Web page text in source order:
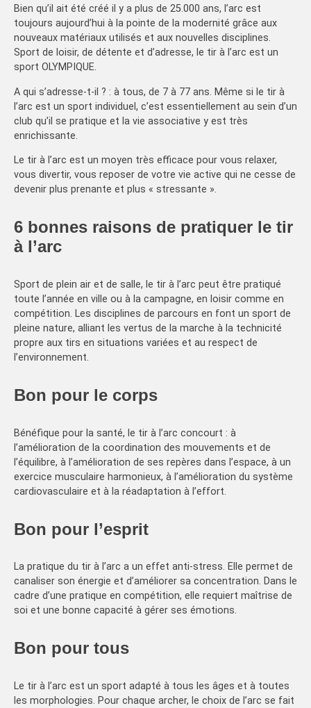
Bien qu’il ait été créé il y a plus de 25.000 ans, l’arc est
toujours aujourd’hui à la pointe de la modernité grâce aux
nouveaux matériaux utilisés et aux nouvelles disciplines.
Sport de loisir, de détente et d’adresse, le tir à l’arc est un
sport OLYMPIQUE.
A qui s’adresse-t-il ? : à tous, de 7 à 77 ans. Même si le tir à
l’arc est un sport individuel, c’est essentiellement au sein d’un
club qu’il se pratique et la vie associative y est très
enrichissante.
Le tir à l’arc est un moyen très efficace pour vous relaxer,
vous divertir, vous reposer de votre vie active qui ne cesse de
devenir plus prenante et plus « stressante ».
6 bonnes raisons de pratiquer le tir
à l’arc
Sport de plein air et de salle, le tir à l’arc peut être pratiqué
toute l’année en ville ou à la campagne, en loisir comme en
compétition. Les disciplines de parcours en font un sport de
pleine nature, alliant les vertus de la marche à la technicité
propre aux tirs en situations variées et au respect de
l’environnement.
Bon pour le corps
Bénéfique pour la santé, le tir à l’arc concourt : à
l’amélioration de la coordination des mouvements et de
l’équilibre, à l’amélioration de ses repères dans l’espace, à un
exercice musculaire harmonieux, à l’amélioration du système
cardiovasculaire et à la réadaptation à l’effort.
Bon pour l’esprit
La pratique du tir à l’arc a un effet anti-stress. Elle permet de
canaliser son énergie et d’améliorer sa concentration. Dans le
cadre d’une pratique en compétition, elle requiert maîtrise de
soi et une bonne capacité à gérer ses émotions.
Bon pour tous
Le tir à l’arc est un sport adapté à tous les âges et à toutes
les morphologies. Pour chaque archer, le choix de l’arc se fait